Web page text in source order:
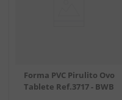
Forma PVC Pirulito Ovo
Tablete Ref.3717 - BWB